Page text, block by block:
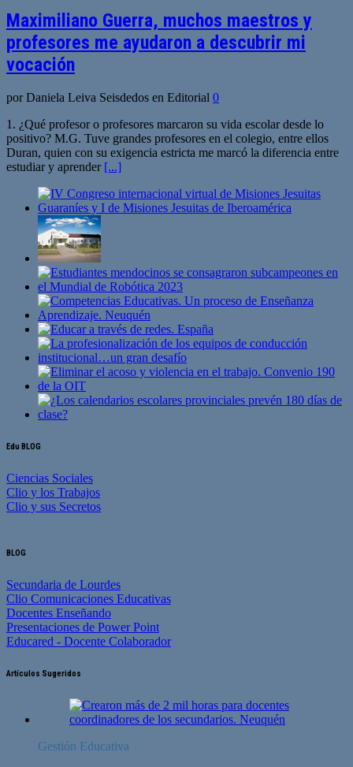
Maximiliano Guerra, muchos maestros y
profesores me ayudaron a descubrir mi
vocación
por Daniela Leiva Seisdedos en Editorial 0
1. ¿Qué profesor o profesores marcaron su vida escolar desde lo
positivo? M.G. Tuve grandes profesores en el colegio, entre ellos
Duran, quien con su exigencia estricta me marcó la diferencia entre
estudiar y aprender [...]
Edu BLOG
Ciencias Sociales
Clio y los Trabajos
Clio y sus Secretos
BLOG
Secundaria de Lourdes
Clio Comunicaciones Educativas
Docentes Enseñando
Presentaciones de Power Point
Educared - Docente Colaborador
Artículos Sugeridos
Gestión Educativa